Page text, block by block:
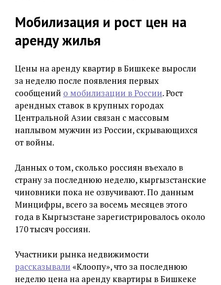
Мобилизация и рост цен на
аренду жилья
Цены на аренду квартир в Бишкеке выросли
за неделю после появления первых
сообщений о мобилизации в России. Рост
арендных ставок в крупных городах
Центральной Азии связан с массовым
наплывом мужчин из России, скрывающихся
от войны.
Данных о том, сколько россиян въехало в
страну за последнюю неделю, кыргызстанские
чиновники пока не озвучивают. По данным
Минцифры, всего за восемь месяцев этого
года в Кыргызстане зарегистрировалось около
170 тысяч россиян.
Участники рынка недвижимости
рассказывали «Клоопу», что за последнюю
неделю цена на аренду квартиры в Бишкеке